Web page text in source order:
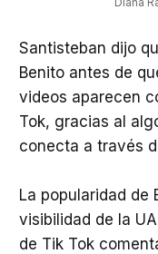
Santisteban dijo
Benito antes de
videos aparecen
Tok, gracias al
conecta a través
La popularidad de
visibilidad de la
de Tik Tok